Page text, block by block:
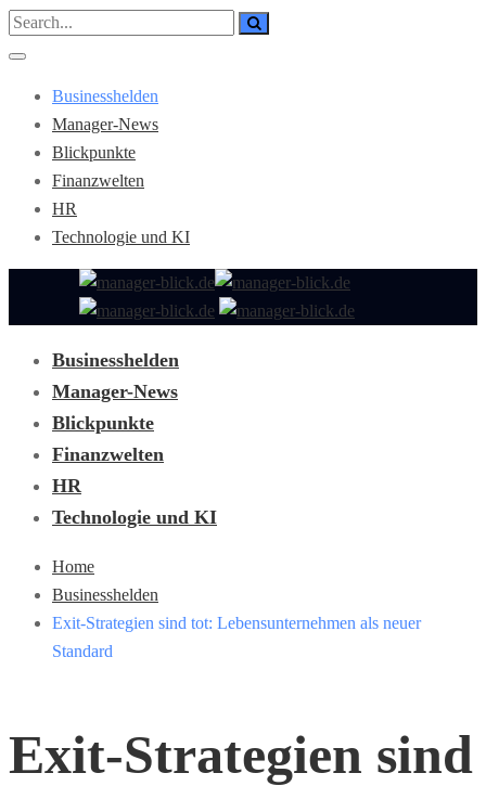
Businesshelden
Manager-News
Blickpunkte
Finanzwelten
HR
Technologie und KI
Businesshelden
Manager-News
Blickpunkte
Finanzwelten
HR
Technologie und KI
Home
Businesshelden
Exit-Strategien sind tot: Lebensunternehmen als neuer
Standard
Exit-Strategien sind